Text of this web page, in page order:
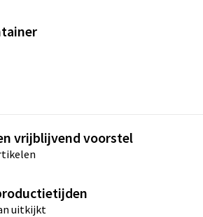
vrijblijvend voorstel
uitkijkt